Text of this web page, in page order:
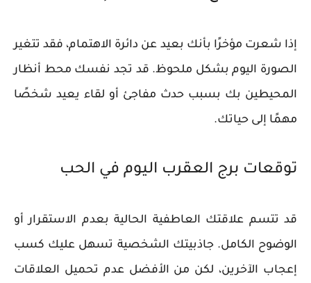
إذا شعرت مؤخرًا بأنك بعيد عن دائرة الاهتمام، فقد تتغير
الصورة اليوم بشكل ملحوظ. قد تجد نفسك محط أنظار
المحيطين بك بسبب حدث مفاجئ أو لقاء يعيد شخصًا
مهمًا إلى حياتك.
توقعات برج العقرب اليوم في الحب
قد تتسم علاقتك العاطفية الحالية بعدم الاستقرار أو
الوضوح الكامل. جاذبيتك الشخصية تسهل عليك كسب
إعجاب الآخرين، لكن من الأفضل عدم تحميل العلاقات